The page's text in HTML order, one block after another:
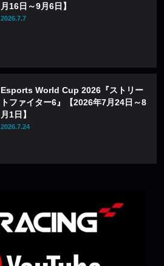
月16日～9月6日】
2026.7.7
Esports World Cup 2026『ストリー
トファイター6』【2026年7月24日～8
月1日】
2026.7.24